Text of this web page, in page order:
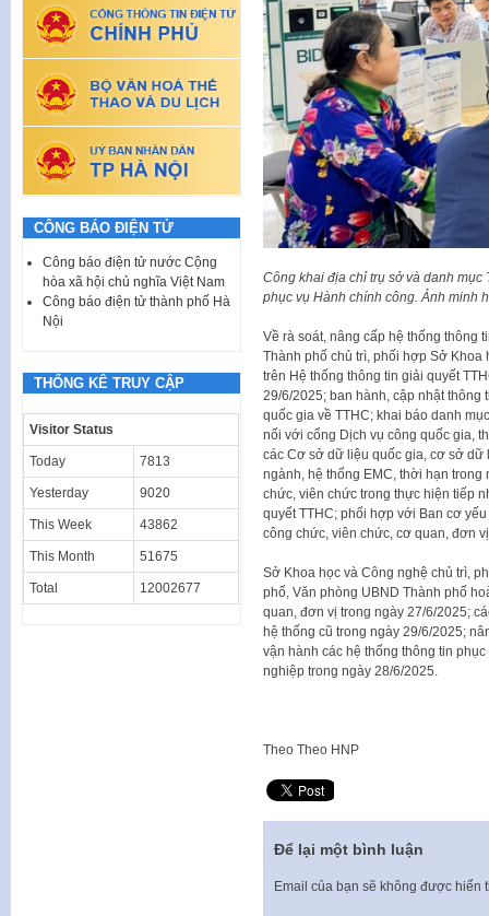
Công khai địa chỉ trụ sở và danh mục
phục vụ Hành chính công. Ảnh minh
Về rà soát, nâng cấp hệ thống thông
Thành phố chủ trì, phối hợp Sở Khoa
trên Hệ thống thông tin giải quyết
29/6/2025; ban hành, cập nhật
quốc gia về TTHC; khai báo danh
nối với cổng Dịch vụ công quốc gia,
các Cơ sở dữ liệu quốc gia, cơ sở dữ
ngành, hệ thống EMC, thời hạn trong
chức, viên chức trong thực hiện tiếp
quyết TTHC; phối hợp với Ban cơ
công chức, viên chức, cơ quan, đơn
Sở Khoa học và Công nghệ chủ trì,
phố, Văn phòng UBND Thành phố
quan, đơn vị trong ngày 27/6/2025;
hệ thống cũ trong ngày 29/6/2025;
vận hành các hệ thống thông tin
nghiệp trong ngày 28/6/2025.
Theo Theo HNP
Để lại một bình luận
Email của bạn sẽ không được hiển
CÔNG BÁO ĐIỆN TỬ
Công báo điện tử nước Cộng
hòa xã hội chủ nghĩa Việt Nam
Công báo điện tử thành phố Hà
Nội
THỐNG KÊ TRUY CẬP
Visitor Status
Today 7813
Yesterday 9020
This Week 43862
This Month 51675
Total 12002677